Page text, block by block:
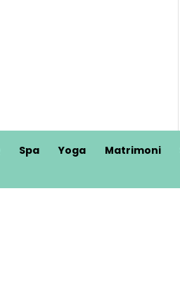
Spa Yoga Matrimoni